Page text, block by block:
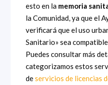
esto en la memoria
la Comunidad, ya que el
verificará que el uso
Sanitario» sea
Puedes consultar más
categorizamos estos
deservicios de licencias